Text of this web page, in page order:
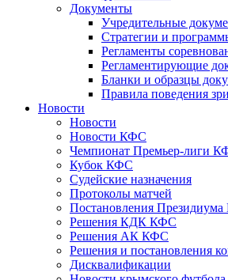
Документы
Учредительные
Стратегии и
Регламенты
Регламентирующие
Бланки и образцы
Правила поведения
Новости
Новости
Новости КФС
Чемпионат Премьер-лиги
Кубок КФС
Судейские назначения
Протоколы матчей
Постановления
Решения КДК КФС
Решения АК КФС
Решения и постановления
Дисквалификации